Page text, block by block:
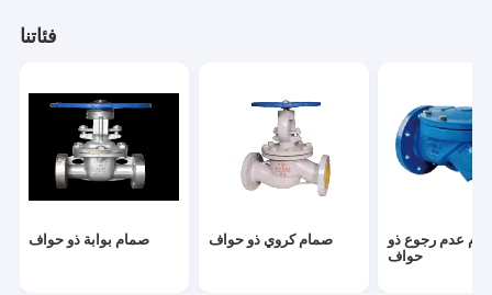
فئاتنا
صمام بوابة ذو حواف صمام كروي ذو حواف
عدم رجوع ذو
حواف